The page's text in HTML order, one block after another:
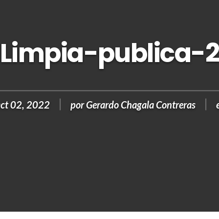
Limpia-publica-2
02, 2022 porGerardo Chagala Contreras